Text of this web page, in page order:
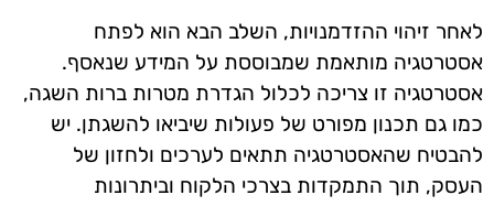
לאחר זיהוי ההזדמנויות, השלב הבא הוא לפתח
אסטרטגיה מותאמת שמבוססת על המידע שנאסף.
אסטרטגיה זו צריכה לכלול הגדרת מטרות ברות השגה,
כמו גם תכנון מפורט של פעולות שיביאו להשגתן. יש
להבטיח שהאסטרטגיה תתאים לערכים ולחזון של
העסק, תוך התמקדות בצרכי הלקוח וביתרונות